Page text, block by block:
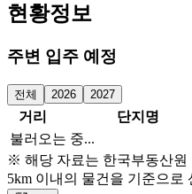
현황정보
주변 입주 예정
전체 2026 2027
거리 단지명
불러오는 중...
※ 해당 자료는 한국부동산원
5km 이내의 물건을 기준으로